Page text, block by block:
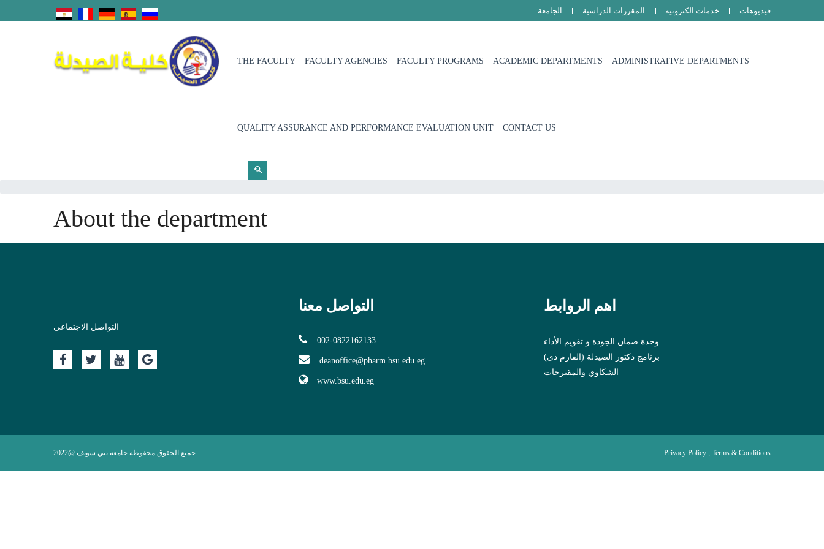
الجامعة المقررات الدراسية خدمات الكترونيه فيديوهات
THE FACULTY FACULTY AGENCIES FACULTY PROGRAMS ACADEMIC DEPARTMENTS ADMINISTRATIVE DEPARTMENTS
QUALITY ASSURANCE AND PERFORMANCE EVALUATION UNIT CONTACT US
About the department
التواصل الاجتماعي
التواصل معنا
002-0822162133
deanoffice@pharm.bsu.edu.eg
www.bsu.edu.eg
اهم الروابط
وحدة ضمان الجودة و تقويم الأداء
برنامج دكتور الصيدلة (الفارم دى)
الشكاوي والمقترحات
جميع الحقوق محفوظه جامعة بني سويف @2022 Privacy Policy , Terms & Conditions